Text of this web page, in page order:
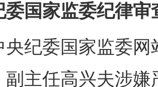
委国家监委纪律审
委国家监委网
副主任高兴夫涉